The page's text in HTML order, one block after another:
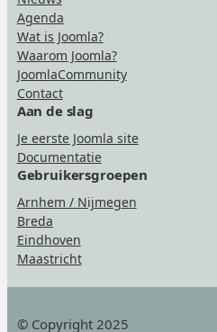
Agenda
Wat is Joomla?
Waarom Joomla?
JoomlaCommunity
Contact
Aan de slag
Je eerste Joomla site
Documentatie
Gebruikersgroepen
Arnhem / Nijmegen
Breda
Eindhoven
Maastricht
© Copyright 2025